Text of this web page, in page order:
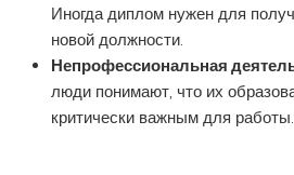
Иногда диплом нужен для
новой должности.
Непрофессиональная
люди понимают, что их
критически важным для работы.